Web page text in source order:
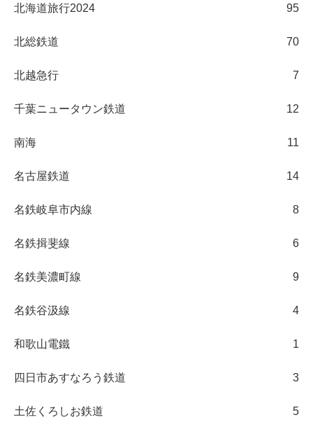
北海道旅行2024 95
北総鉄道 70
北越急行 7
千葉ニュータウン鉄道 12
南海 11
名古屋鉄道 14
名鉄岐阜市内線 8
名鉄揖斐線 6
名鉄美濃町線 9
名鉄谷汲線 4
和歌山電鐵 1
四日市あすなろう鉄道 3
土佐くろしお鉄道 5